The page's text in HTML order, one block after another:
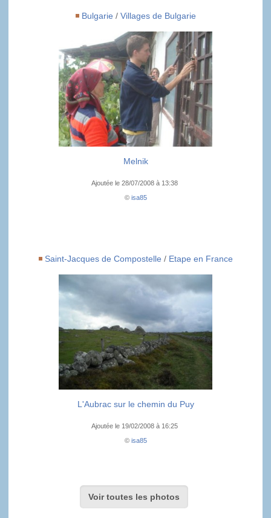
Bulgarie / Villages de Bulgarie
Melnik
Ajoutée le 28/07/2008 à 13:38
© isa85
Saint-Jacques de Compostelle / Etape en France
L'Aubrac sur le chemin du Puy
Ajoutée le 19/02/2008 à 16:25
© isa85
Voir toutes les photos